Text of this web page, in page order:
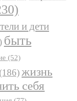
и дети
быть
(52)
(186)жизнь
себя